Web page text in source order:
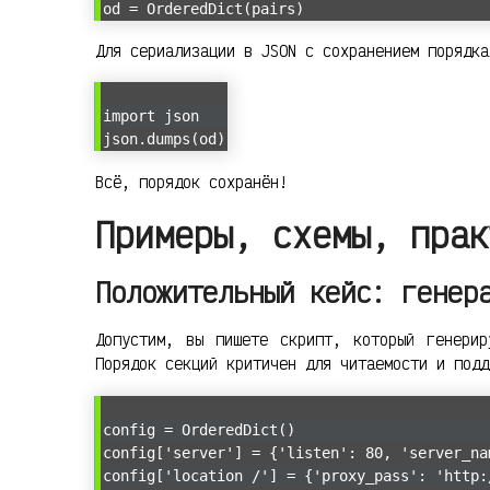
od = OrderedDict(pairs)
Для сериализации в JSON с сохранением
import json
json.dumps(od)
Всё, порядок сохранён!
Примеры, схемы,
Положительный кейс:
Допустим, вы пишете скрипт, который
Порядок секций критичен для читаемости и
config = OrderedDict()
config['server'] = {'listen': 80,
config['location /'] = {'proxy_pass':